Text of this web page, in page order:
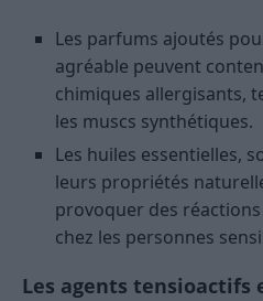
Les parfums ajoutés
agréable peuvent
chimiques allergisants,
les muscs synthétiques.
Les huiles essentielles,
leurs propriétés
provoquer des
chez les personnes
Les agents tensioactifs